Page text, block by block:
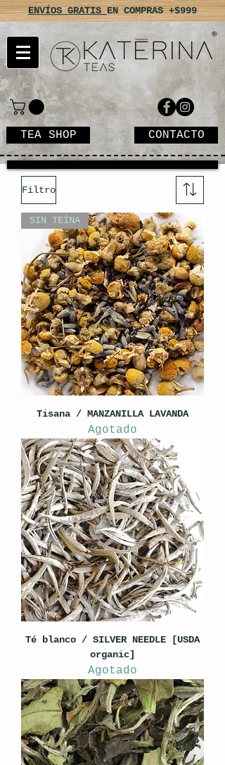
ENVÍOS GRATISEN COMPRAS +$999
TEA SHOP CONTACTO
Filtro
SIN TEÍNA
Tisana / MANZANILLA LAVANDA
Agotado
Té blanco / SILVER NEEDLE [USDA
organic]
Agotado